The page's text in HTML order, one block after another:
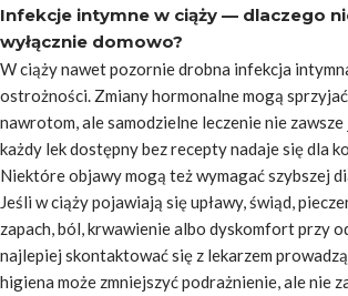
Infekcje intymne w ciąży — dlaczego
wyłącznie domowo?
W ciąży nawet pozornie drobna infekcja
ostrożności. Zmiany hormonalne mogą
nawrotom, ale samodzielne leczenie nie
każdy lek dostępny bez recepty nadaje się dla
Niektóre objawy mogą też wymagać szybszej
Jeśli w ciąży pojawiają się upławy, świąd,
zapach, ból, krwawienie albo dyskomfort przy
najlepiej skontaktować się z lekarzem
higiena może zmniejszyć podrażnienie, ale nie